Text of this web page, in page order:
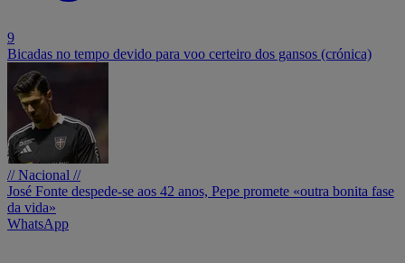
9
Bicadas no tempo devido para voo certeiro dos gansos (crónica)
// Nacional //
José Fonte despede-se aos 42 anos, Pepe promete «outra bonita fase
da vida»
WhatsApp